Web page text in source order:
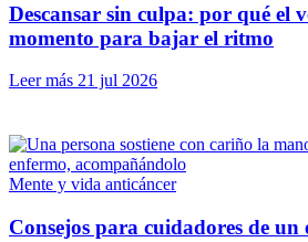
Descansar sin culpa: por qué el
momento para bajar el ritmo
Leer más 21 jul 2026
Mente y vida anticáncer
Consejos para cuidadores de